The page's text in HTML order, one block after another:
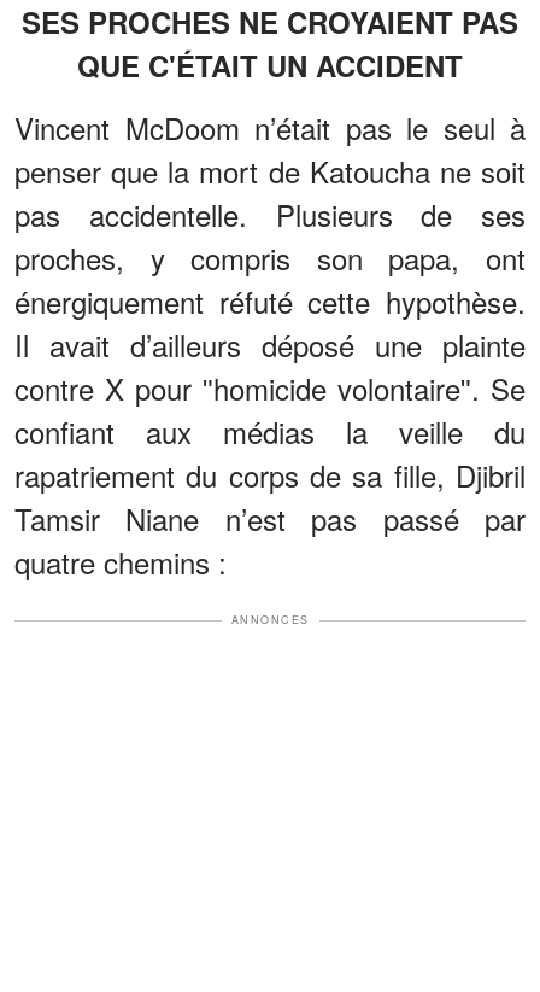
SES PROCHES NE CROYAIENT PAS
QUE C'ÉTAIT UN ACCIDENT
Vincent McDoom n’était pas le seul à
penser que la mort de Katoucha ne soit
pas accidentelle. Plusieurs de ses
proches, y compris son papa, ont
énergiquement réfuté cette hypothèse.
Il avait d’ailleurs déposé une plainte
contre X pour ʺhomicide volontaireʺ. Se
confiant aux médias la veille du
rapatriement du corps de sa fille, Djibril
Tamsir Niane n’est pas passé par
quatre chemins :
ANNONCES